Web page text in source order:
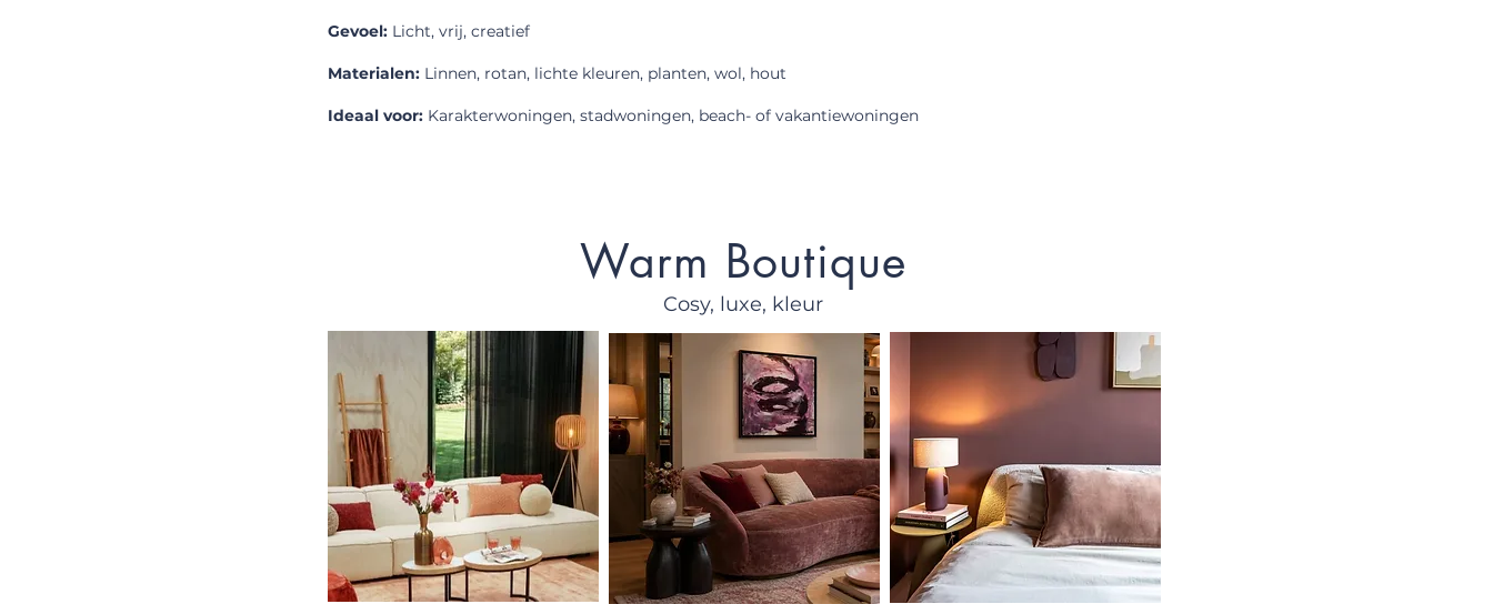
Gevoel: Licht, vrij, creatief
Materialen: Linnen, rotan, lichte kleuren, planten, wol, hout
Ideaal voor: Karakterwoningen, stadwoningen, beach- of vakantiewoningen
Warm Boutique
Cosy, luxe, kleur